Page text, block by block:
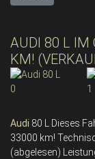
AUDI 80 L IM
KM!
Audi 80 L Dieses
33000 km!
(abgelesen)